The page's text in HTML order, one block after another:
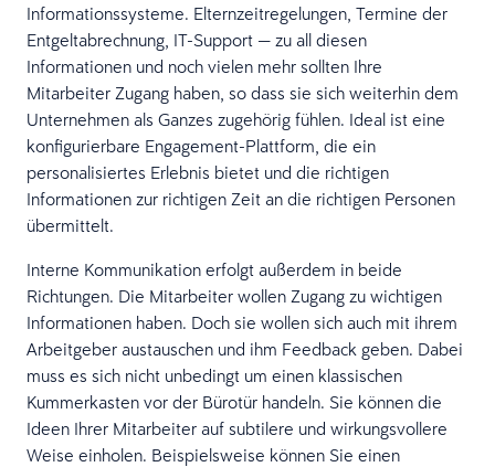
Informationssysteme. Elternzeitregelungen, Termine der
Entgeltabrechnung, IT-Support — zu all diesen
Informationen und noch vielen mehr sollten Ihre
Mitarbeiter Zugang haben, so dass sie sich weiterhin dem
Unternehmen als Ganzes zugehörig fühlen. Ideal ist eine
konfigurierbare Engagement-Plattform, die ein
personalisiertes Erlebnis bietet und die richtigen
Informationen zur richtigen Zeit an die richtigen Personen
übermittelt.
Interne Kommunikation erfolgt außerdem in beide
Richtungen. Die Mitarbeiter wollen Zugang zu wichtigen
Informationen haben. Doch sie wollen sich auch mit ihrem
Arbeitgeber austauschen und ihm Feedback geben. Dabei
muss es sich nicht unbedingt um einen klassischen
Kummerkasten vor der Bürotür handeln. Sie können die
Ideen Ihrer Mitarbeiter auf subtilere und wirkungsvollere
Weise einholen. Beispielsweise können Sie einen